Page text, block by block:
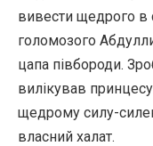
вивести щедрого в
голомозого
цапа півбороди.
вилікував
щедрому силу-
власний халат.